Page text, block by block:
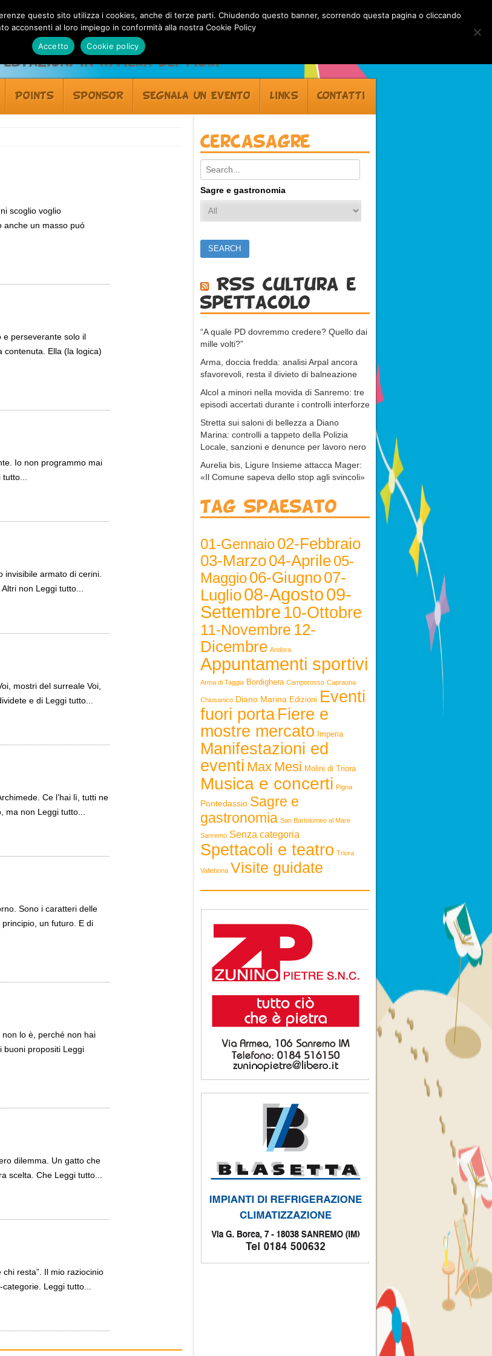
in Riviera dei Fiori
POINTS SPONSOR SEGNALA UN EVENTO LINKS CONTATTI
scoglio voglio
anche un masso puó
e perseverante solo il
contenuta. Ella (la logica)
Io non programmo mai
tutto...
invisibile armato di cerini.
non Leggi tutto...
mostri del surreale Voi,
e di Leggi tutto...
Ce l’hai lì, tutti ne
non Leggi tutto...
Sono i caratteri delle
un futuro. E di
lo è, perché non hai
buoni propositi Leggi
dilemma. Un gatto che
scelta. Che Leggi tutto...
chi resta”. Il mio raziocinio
Leggi tutto...
Cercasagre
Search:
Sagre e gastronomia
RSS cultura e
spettacolo
“A quale PD dovremmo credere? Quello dai
mille volti?”
Arma, doccia fredda: analisi Arpal ancora
sfavorevoli, resta il divieto di balneazione
Alcol a minori nella movida di Sanremo: tre
episodi accertati durante i controlli interforze
Stretta sui saloni di bellezza a Diano
Marina: controlli a tappeto della Polizia
Locale, sanzioni e denunce per lavoro nero
Aurelia bis, Ligure Insieme attacca Mager:
«Il Comune sapeva dello stop agli svincoli»
Tag Spaesato
01-Gennaio02-Febbraio
03-Marzo04-Aprile05-
Maggio06-Giugno07-
Luglio08-Agosto09-
Settembre 10-Ottobre
11-Novembre 12-
Dicembre Andora
Appuntamenti sportivi
Arma di Taggia Bordighera Camporosso Caprauna
Chiusanico Diano Marina Edizioni Eventi
fuori porta Fiere e
mostre mercato
Imperia
Manifestazioni ed
eventi Max Mesi Molini di Triora
Musica e concerti Pigna
Pontedassio Sagre e
gastronomia San Bartolomeo al Mare
Sanremo Senza categoria
Spettacoli e teatro Triora
Vallebona Visite guidate
questo sito utilizza i cookies, anche di terze parti. Chiudendo questo banner, scorrendo questa pagina o cliccando
acconsenti al loro impiego in conformità alla nostra Cookie Policy
Accetto
Cookie policy